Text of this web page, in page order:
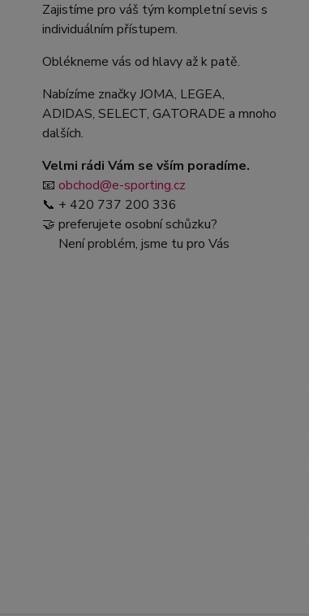
Zajistíme pro váš tým kompletní sevis s
individuálním přístupem.
Oblékneme vás od hlavy až k patě.
Nabízíme značky JOMA, LEGEA,
ADIDAS, SELECT, GATORADE a mnoho
dalších.
Velmi rádi Vám se vším poradíme.
📧 obchod@e-sporting.cz
📞 + 420 737 200 336
🤝 preferujete osobní schůzku?
Není problém, jsme tu pro Vás